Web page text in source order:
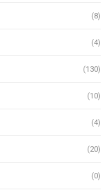
(8)
(4)
(130)
(10)
(4)
(20)
(0)